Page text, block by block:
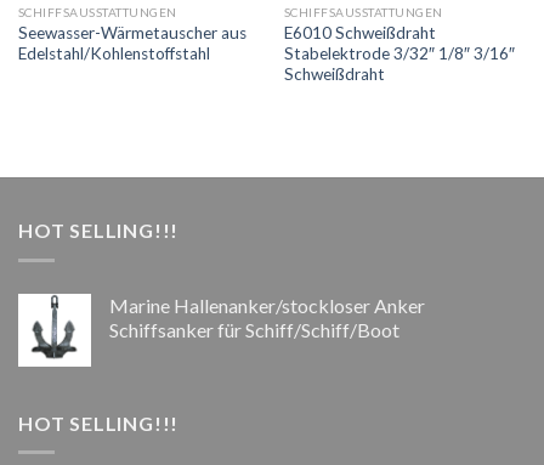
SCHIFFSAUSSTATTUNGEN
Seewasser-Wärmetauscher aus
Edelstahl/Kohlenstoffstahl
SCHIFFSAUSSTATTUNGEN
E6010 Schweißdraht
Stabelektrode 3/32″ 1/8″ 3/16″
Schweißdraht
HOT SELLING!!!
Marine Hallenanker/stockloser Anker
Schiffsanker für Schiff/Schiff/Boot
HOT SELLING!!!